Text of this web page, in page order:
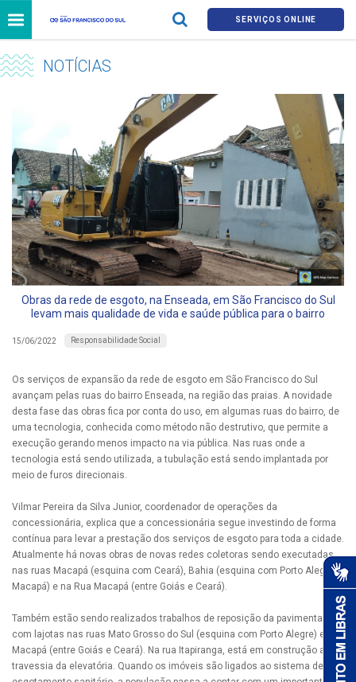
SERVIÇOS ONLINE
NOTÍCIAS
Obras da rede de esgoto, na Enseada, em São Francisco do Sul
levam mais qualidade de vida e saúde pública para o bairro
15/06/2022 Responsabilidade Social
Os serviços de expansão da rede de esgoto em São Francisco do Sul
avançam pelas ruas do bairro Enseada, na região das praias. A novidade
desta fase das obras fica por conta do uso, em algumas ruas do bairro, de
uma tecnologia, conhecida como método não destrutivo, que permite a
execução gerando menos impacto na via pública. Nas ruas onde a
tecnologia está sendo utilizada, a tubulação está sendo implantada por
meio de furos direcionais.
Vilmar Pereira da Silva Junior, coordenador de operações da
concessionária, explica que a concessionária segue investindo de forma
contínua para levar a prestação dos serviços de esgoto para toda a cidade.
Atualmente há novas obras de novas redes coletoras sendo executadas
nas ruas Macapá (esquina com Ceará), Bahia (esquina com Porto Alegre e
Macapá) e na Rua Macapá (entre Goiás e Ceará).
Também estão sendo realizados trabalhos de reposição da pavimentação
com lajotas nas ruas Mato Grosso do Sul (esquina com Porto Alegre) e
Macapá (entre Goiás e Ceará). Na rua Itapiranga, está em construção a
travessia da elevatória. Quando os imóveis são ligados ao sistema de